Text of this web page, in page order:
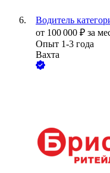
Водитель
от 100 000 ₽ за
Опыт 1-3 года
Вахта